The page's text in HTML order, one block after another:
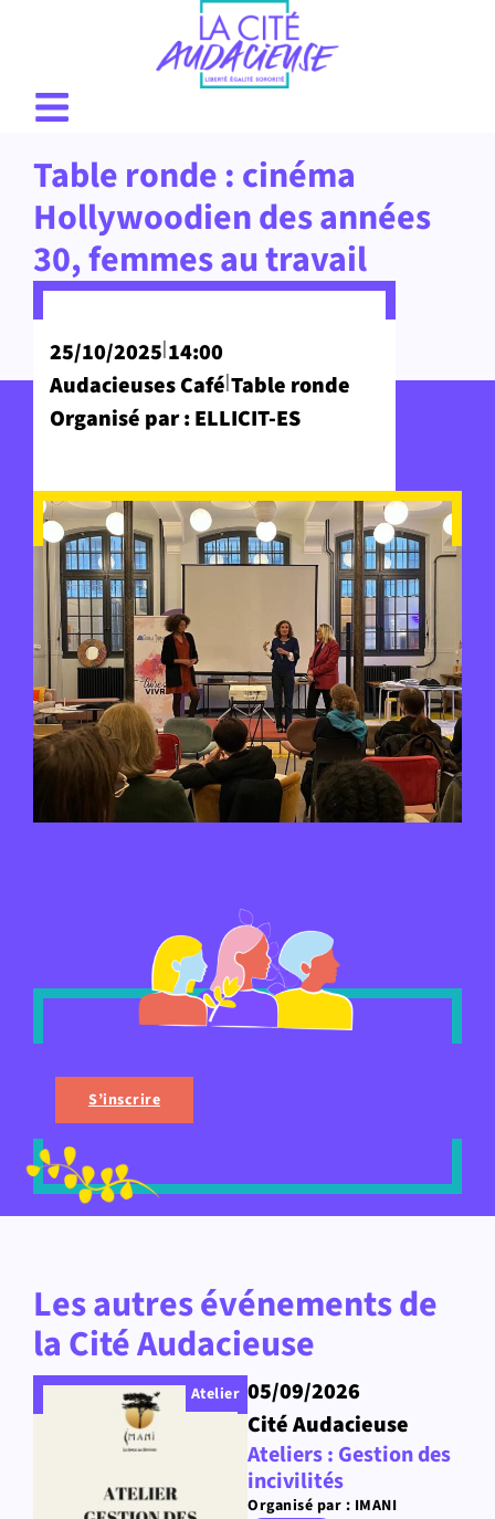
Table ronde : cinéma
Hollywoodien des années
30, femmes au travail
25/10/2025|14:00
Audacieuses Café|Table ronde
Organisé par : ELLICIT-ES
S’inscrire
Les autres événements de
la Cité Audacieuse
Atelier 05/09/2026
Cité Audacieuse
Ateliers : Gestion des
incivilités
Organisé par : IMANI